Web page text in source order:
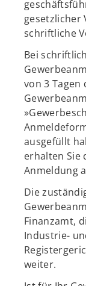
gesetzlicher
schriftliche
Bei
von 3 Tagen
ausgefüllt
erhalten Sie
Anmeldung
Die
Finanzamt,
Industrie-
weiter.